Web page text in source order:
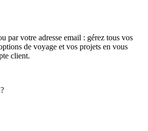
par votre adresse email : gérez tous vos
de voyage et vos projets en vous
client.